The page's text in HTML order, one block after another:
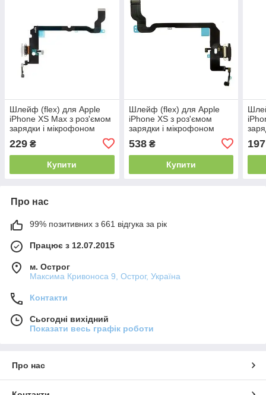
Шлейф (flex) для Apple
iPhone XS Max з роз'ємом
зарядки і мікрофоном
229 ₴
Купити
Шлейф (flex) для Apple
iPhone XS з роз'ємом
зарядки і мікрофоном
538₴
Купити
197
Про нас
99% позитивних з 661 відгука за рік
Працює з 12.07.2015
м. Острог
Максима Кривоноса 9, Острог, Україна
Контакти
Сьогодні вихідний
Показати весь графік роботи
Про нас